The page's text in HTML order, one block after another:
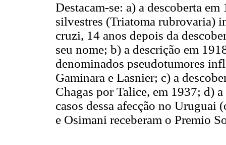
Destacam-se: a) a descoberta
silvestres (Triatoma rubrovaria)
cruzi, 14 anos depois da
seu nome; b) a descrição em
denominados pseudotumores
Gaminara e Lasnier; c) a
Chagas por Talice, em 1937; d)
casos dessa afecção no Uruguai
e Osimani receberam o Premio